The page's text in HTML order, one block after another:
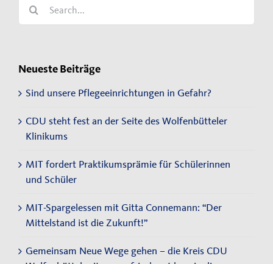
for:
Neueste Beiträge
Sind unsere Pflegeeinrichtungen in Gefahr?
CDU steht fest an der Seite des Wolfenbütteler
Klinikums
MIT fordert Praktikumsprämie für Schülerinnen
und Schüler
MIT-Spargelessen mit Gitta Connemann: “Der
Mittelstand ist die Zukunft!”
Gemeinsam Neue Wege gehen – die Kreis CDU